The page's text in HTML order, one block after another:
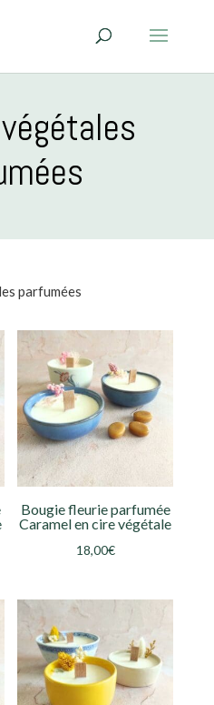
parfumées
Bougie fleurie parfumée
Caramel en cire végétale
18,00€